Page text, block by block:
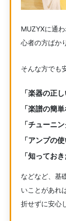
MUZYXに通
心者の方ばか
そんな方でも
「楽器の正
「楽譜の簡
「チューニ
「アンプの使
「知ってお
などなど、基
いことがあれ
折せずに安心